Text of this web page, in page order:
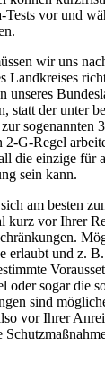
vor und
wir uns
Landkreises
unseres
statt der unter
sogenannten
2-G-Regel
die einzige für
sein kann.
am besten
kurz vor Ihrer
erlaubt und z.
oder sogar die
sind
vor Ihrer